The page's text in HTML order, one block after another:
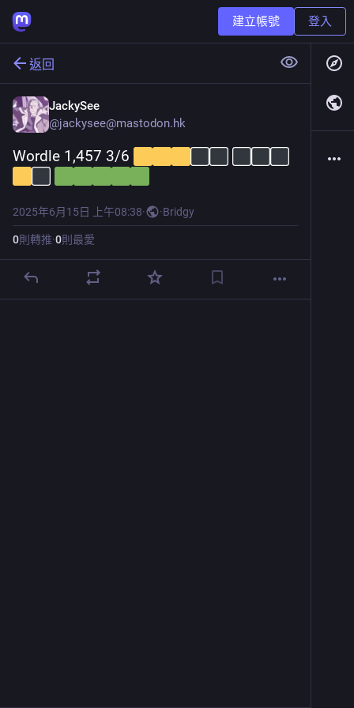
建立帳號 登入
返回
JackySee
@jackysee@mastodon.hk
Wordle 1,457 3/6
2025年6月15日 上午08:38· ·Bridgy
0則轉推·0則最愛